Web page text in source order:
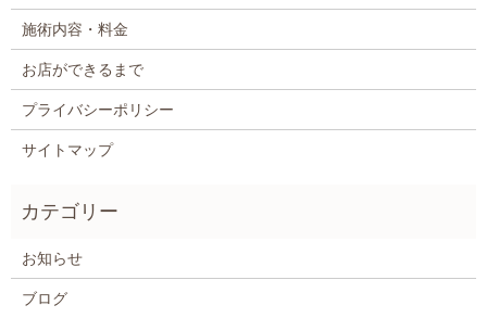
施術内容・料金
お店ができるまで
プライバシーポリシー
サイトマップ
お知らせ
ブログ